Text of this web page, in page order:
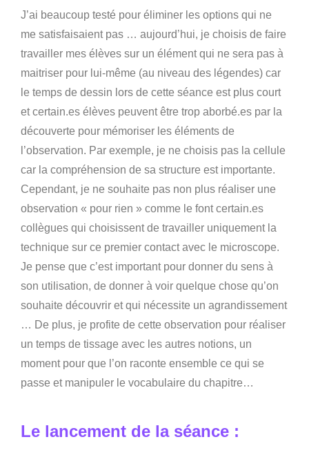
J’ai beaucoup testé pour éliminer les options qui ne
me satisfaisaient pas … aujourd’hui, je choisis de faire
travailler mes élèves sur un élément qui ne sera pas à
maitriser pour lui-même (au niveau des légendes) car
le temps de dessin lors de cette séance est plus court
et certain.es élèves peuvent être trop aborbé.es par la
découverte pour mémoriser les éléments de
l’observation. Par exemple, je ne choisis pas la cellule
car la compréhension de sa structure est importante.
Cependant, je ne souhaite pas non plus réaliser une
observation « pour rien » comme le font certain.es
collègues qui choisissent de travailler uniquement la
technique sur ce premier contact avec le microscope.
Je pense que c’est important pour donner du sens à
son utilisation, de donner à voir quelque chose qu’on
souhaite découvrir et qui nécessite un agrandissement
… De plus, je profite de cette observation pour réaliser
un temps de tissage avec les autres notions, un
moment pour que l’on raconte ensemble ce qui se
passe et manipuler le vocabulaire du chapitre…
Le lancement de la séance :